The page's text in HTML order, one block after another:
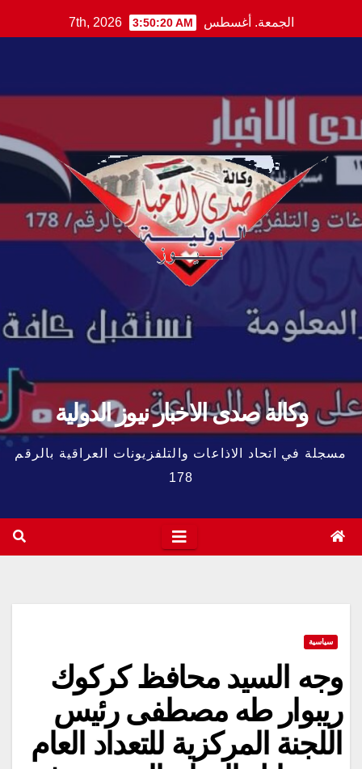
to
الجمعة. أغسطس 7th, 2026 3:50:21 AM
وكالة صدى الاخبار نيوز الدولية
مسجلة في اتحاد الاذاعات والتلفزيونات العراقية بالرقم
178
سياسية
وجه السيد محافظ كركوك
ريبوار طه مصطفى رئيس
اللجنة المركزية للتعداد العام